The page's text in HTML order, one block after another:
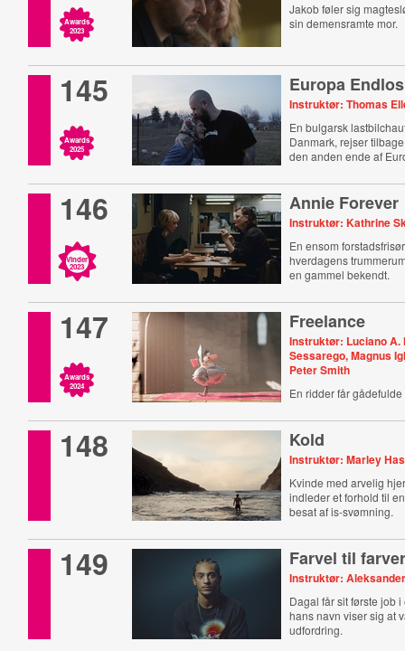
Awards
2023
Jakob føler sig
sin demensramte mor.
145
Awards
2025
Europa Endlos
Instruktør: Thomas
En bulgarsk
Danmark, rejser
den anden ende af
146
Vinder
2023
Annie Forever
Instruktør: Kathrine
En ensom
hverdagens
en gammel bekendt.
147
Awards
2024
Freelance
Instruktør: Luciano A.
Sessarego, Magnus
Peter Smith
En ridder får
148 Kold
Instruktør: Marley
Kvinde med arvelig
indleder et forhold til
besat af is-svømning.
149 Farvel til
Instruktør:
Dagal får sit første job
hans navn viser sig at
udfordring.